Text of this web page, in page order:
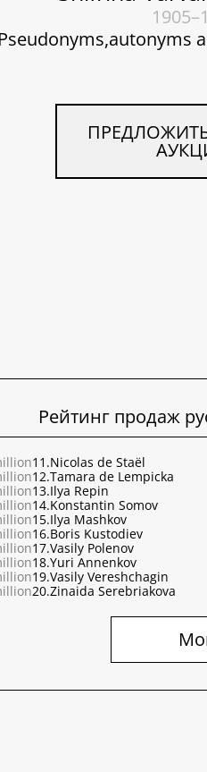
Рейтинг продаж
11.Nicolas de Staël
12.Tamara de Lempicka
13.Ilya Repin
14.Konstantin Somov
15.Ilya Mashkov
16.Boris Kustodiev
17.Vasily Polenov
18.Yuri Annenkov
19.Vasily Vereshchagin
20.Zinaida Serebriakova